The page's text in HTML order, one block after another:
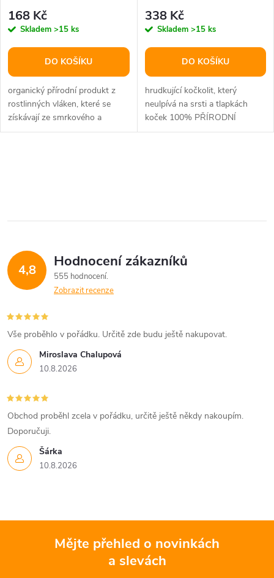
168 Kč
Skladem >15 ks
DO KOŠÍKU
organický přírodní produkt z
rostlinných vláken, které se
získávají ze smrkového a
jedlového dřeva má silné sací...
338 Kč
Skladem >15 ks
DO KOŠÍKU
hrudkující kočkolit, který
neulpívá na srsti a tlapkách
koček 100% PŘÍRODNÍ
PRODUKT vhodný i pro
l
d
a
c
í
p
r
v
k
y
4,8 Hodnocení zákazníků
555 hodnocení
Zobrazit recenze
Miroslava Chalupová
10.8.2026
Vše proběhlo v pořádku. Určitě zde budu ještě nakupovat.
Šárka
10.8.2026
Obchod proběhl zcela v pořádku, určitě ještě někdy nakoupím.
Doporučuji.
Mějte přehled o novinkách
a slevách